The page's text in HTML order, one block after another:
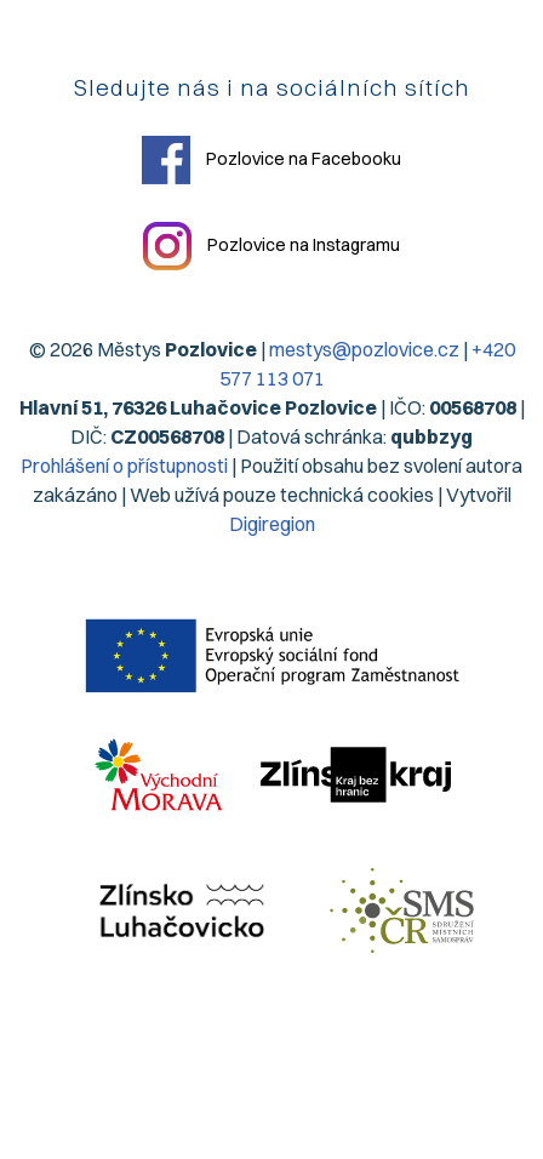
Sledujte nás i na sociálních sítích
Pozlovice na Facebooku
Pozlovice na Instagramu
© 2026 Městys Pozlovice|mestys@pozlovice.cz | +420
577 113 071
Hlavní 51, 76326 Luhačovice Pozlovice| IČO: 00568708|
DIČ: CZ00568708 | Datová schránka: qubbzyg
Prohlášení o přístupnosti | Použití obsahu bez svolení autora
zakázáno | Web užívá pouze technická cookies | Vytvořil
Digiregion